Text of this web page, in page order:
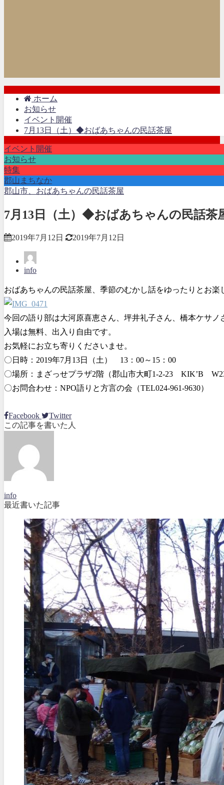
ホーム
お知らせ
イベント開催
7月13日（土）◆おばあちゃんの民話茶屋
イベント開催
お知らせ
特集
郡山まちなか
郡山市、おばあちゃんの民話茶屋
7月13日（土）◆おばあちゃんの民話茶
2019年7月12日 2019年7月12日
info
おばあちゃんの民話茶屋、季節のむかし話をゆったりとお楽
今回の語り部は大河原喜恵さん、坪井礼子さん、橋本ケサ
入場は無料、出入り自由です。
お気軽にお立ち寄りくださいませ。
〇日時：2019年7月13日（土） 13：00～15：00
〇場所：まざっせプラザ2階（郡山市大町1-2-23 KIK’B
〇お問合わせ：NPO語りと方言の会（TEL024-961-9630）
Facebook
Twitter
この記事を書いた人
info
最近書いた記事